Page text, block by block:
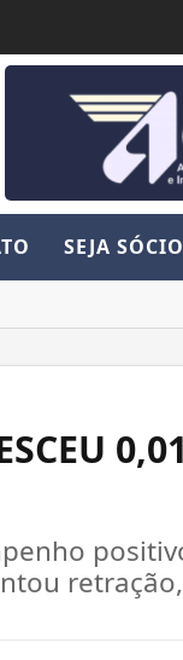
SEJA SÓCIO